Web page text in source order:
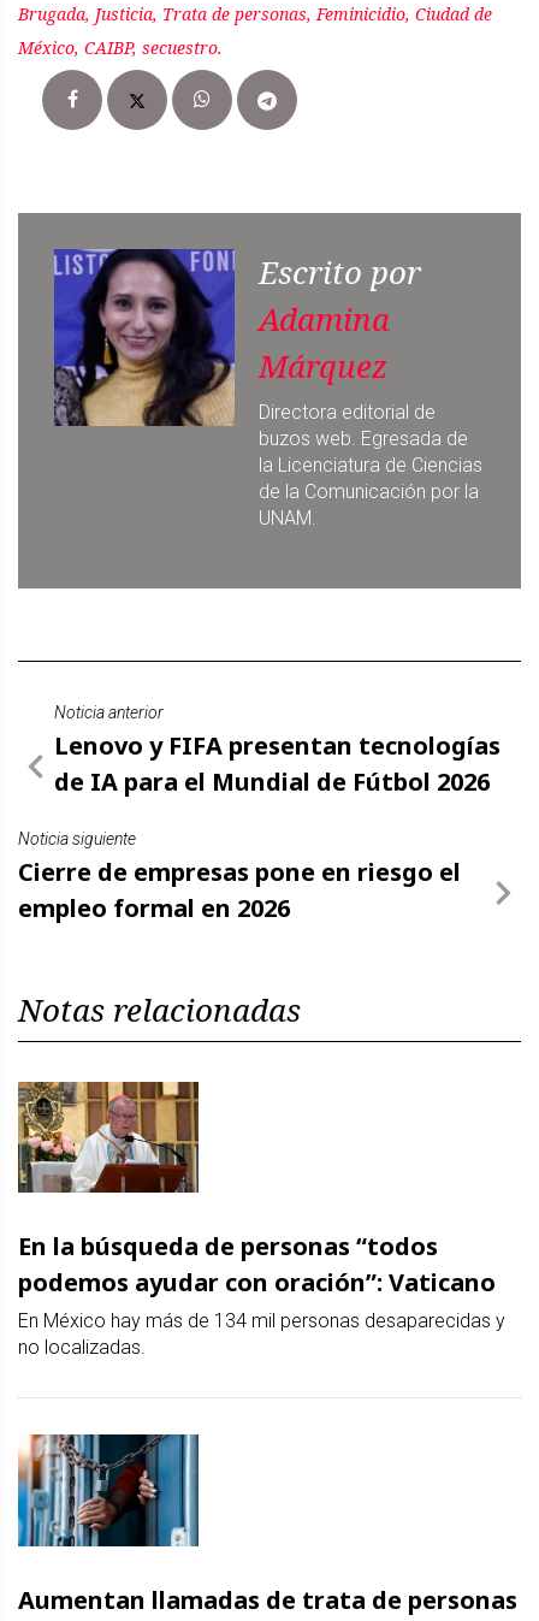
Brugada, Justicia, Trata de personas, Feminicidio, Ciudad de
México, CAIBP, secuestro.
Escrito por
Adamina
Márquez
Directora editorial de
buzos web. Egresada de
la Licenciatura de Ciencias
de la Comunicación por la
UNAM.
Noticia anterior
Lenovo y FIFA presentan tecnologías
de IA para el Mundial de Fútbol 2026
Noticia siguiente
Cierre de empresas pone en riesgo el
empleo formal en 2026
Notas relacionadas
En la búsqueda de personas “todos
podemos ayudar con oración”: Vaticano
En México hay más de 134 mil personas desaparecidas y
no localizadas.
Aumentan llamadas de trata de personas